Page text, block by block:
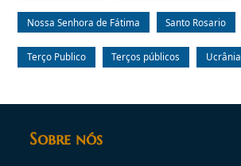
Nossa Senhora de Fátima Santo Rosario
Terço Publico Terços públicos Ucrânia
Sobre nós